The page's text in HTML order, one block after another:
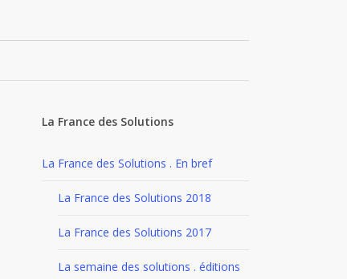
La France des Solutions
La France des Solutions . En bref
La France des Solutions 2018
La France des Solutions 2017
La semaine des solutions . éditions